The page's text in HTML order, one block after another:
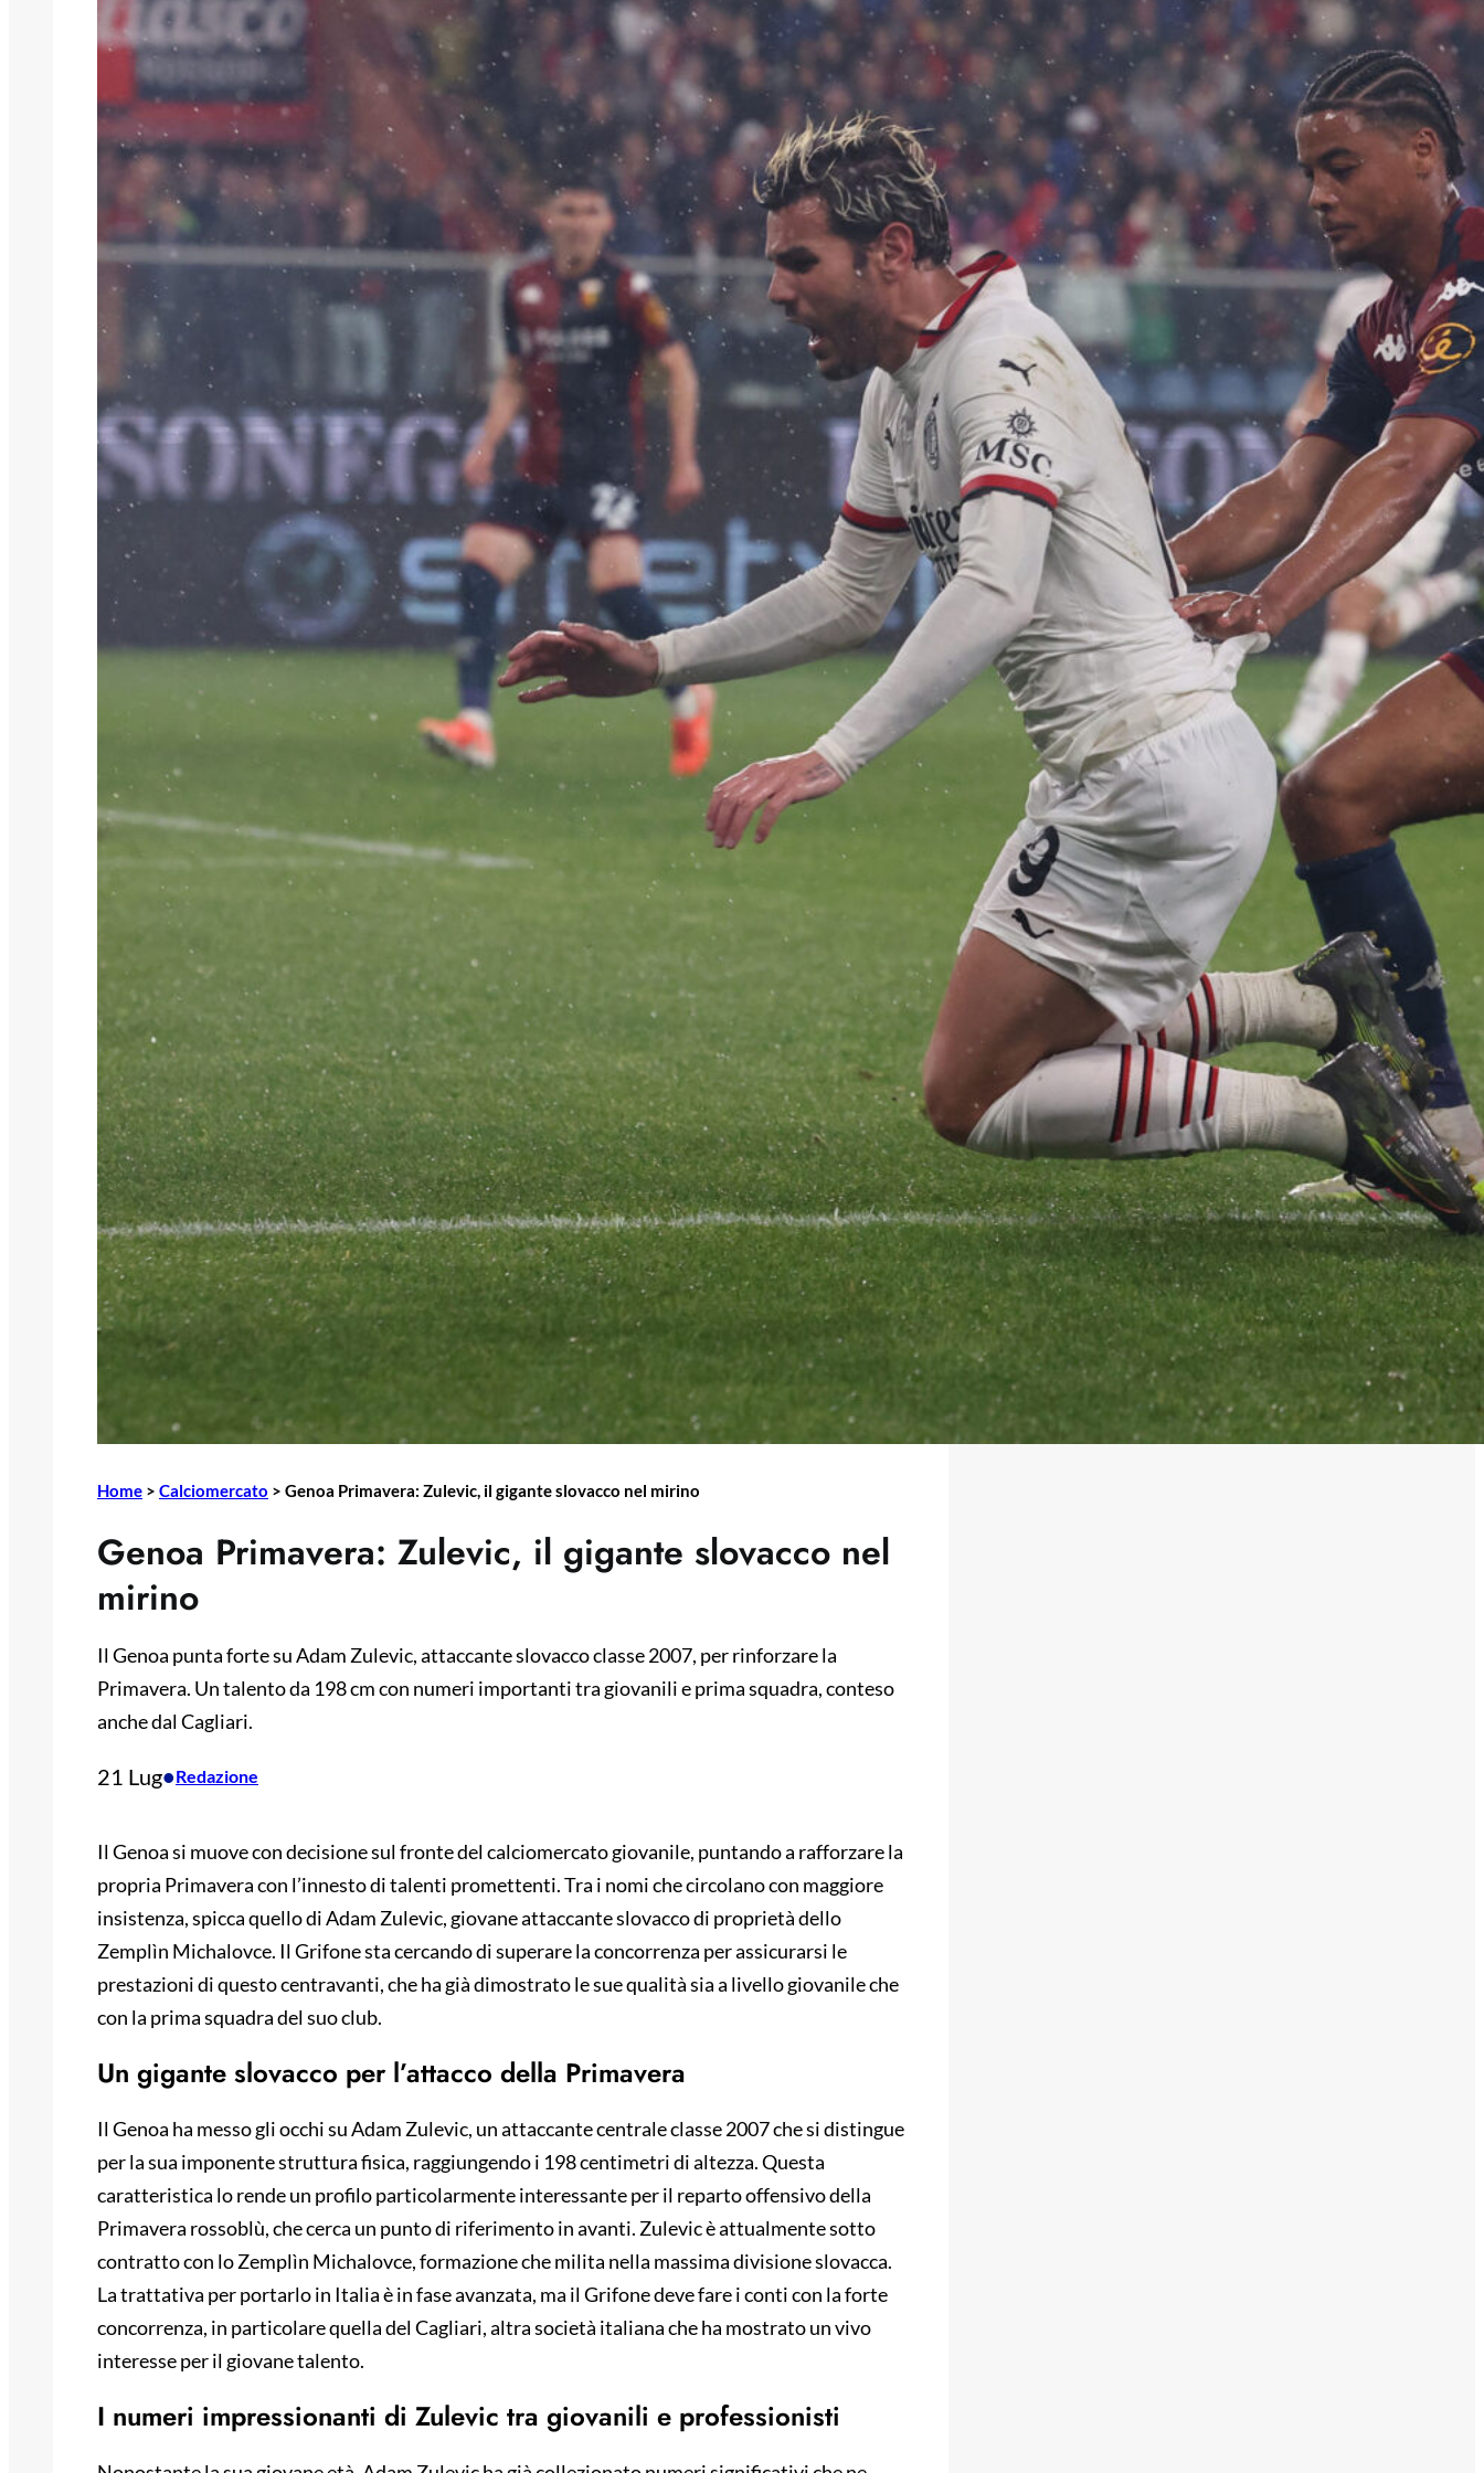
Home > Calciomercato > Genoa Primavera: Zulevic, il gigante slovacco nel mirino
Genoa Primavera: Zulevic, il gigante slovacco nel
mirino
Il Genoa punta forte su Adam Zulevic, attaccante slovacco classe 2007, per rinforzare la
Primavera. Un talento da 198 cm con numeri importanti tra giovanili e prima squadra, conteso
anche dal Cagliari.
21 Lug•Redazione
Il Genoa si muove con decisione sul fronte del calciomercato giovanile, puntando a rafforzare la
propria Primavera con l’innesto di talenti promettenti. Tra i nomi che circolano con maggiore
insistenza, spicca quello di Adam Zulevic, giovane attaccante slovacco di proprietà dello
Zemplìn Michalovce. Il Grifone sta cercando di superare la concorrenza per assicurarsi le
prestazioni di questo centravanti, che ha già dimostrato le sue qualità sia a livello giovanile che
con la prima squadra del suo club.
Un gigante slovacco per l’attacco della Primavera
Il Genoa ha messo gli occhi su Adam Zulevic, un attaccante centrale classe 2007 che si distingue
per la sua imponente struttura fisica, raggiungendo i 198 centimetri di altezza. Questa
caratteristica lo rende un profilo particolarmente interessante per il reparto offensivo della
Primavera rossoblù, che cerca un punto di riferimento in avanti. Zulevic è attualmente sotto
contratto con lo Zemplìn Michalovce, formazione che milita nella massima divisione slovacca.
La trattativa per portarlo in Italia è in fase avanzata, ma il Grifone deve fare i conti con la forte
concorrenza, in particolare quella del Cagliari, altra società italiana che ha mostrato un vivo
interesse per il giovane talento.
I numeri impressionanti di Zulevic tra giovanili e professionisti
9 Agosto 2026
Coppa Italia, sarà l’Ascoli
l’avversario del Genoa: si gioca il 16
agosto
9 Agosto 2026
Genoa, guida al fantacalcio 2026/27:
Colombo la certezza, Meichtry la
sorpresa?
9 Agosto 2026